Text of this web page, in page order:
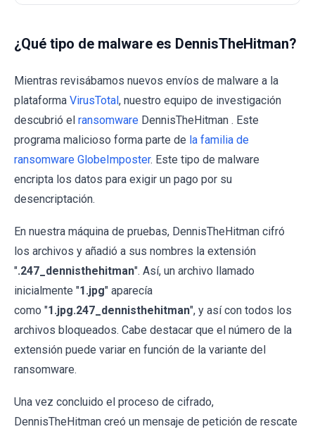
¿Qué tipo de malware es DennisTheHitman?
Mientras revisábamos nuevos envíos de malware a la
plataforma VirusTotal, nuestro equipo de investigación
descubrió el ransomware DennisTheHitman . Este
programa malicioso forma parte de la familia de
ransomware GlobeImposter. Este tipo de malware
encripta los datos para exigir un pago por su
desencriptación.
En nuestra máquina de pruebas, DennisTheHitman cifró
los archivos y añadió a sus nombres la extensión
".247_dennisthehitman". Así, un archivo llamado
inicialmente "1.jpg" aparecía
como "1.jpg.247_dennisthehitman", y así con todos los
archivos bloqueados. Cabe destacar que el número de la
extensión puede variar en función de la variante del
ransomware.
Una vez concluido el proceso de cifrado,
DennisTheHitman creó un mensaje de petición de rescate